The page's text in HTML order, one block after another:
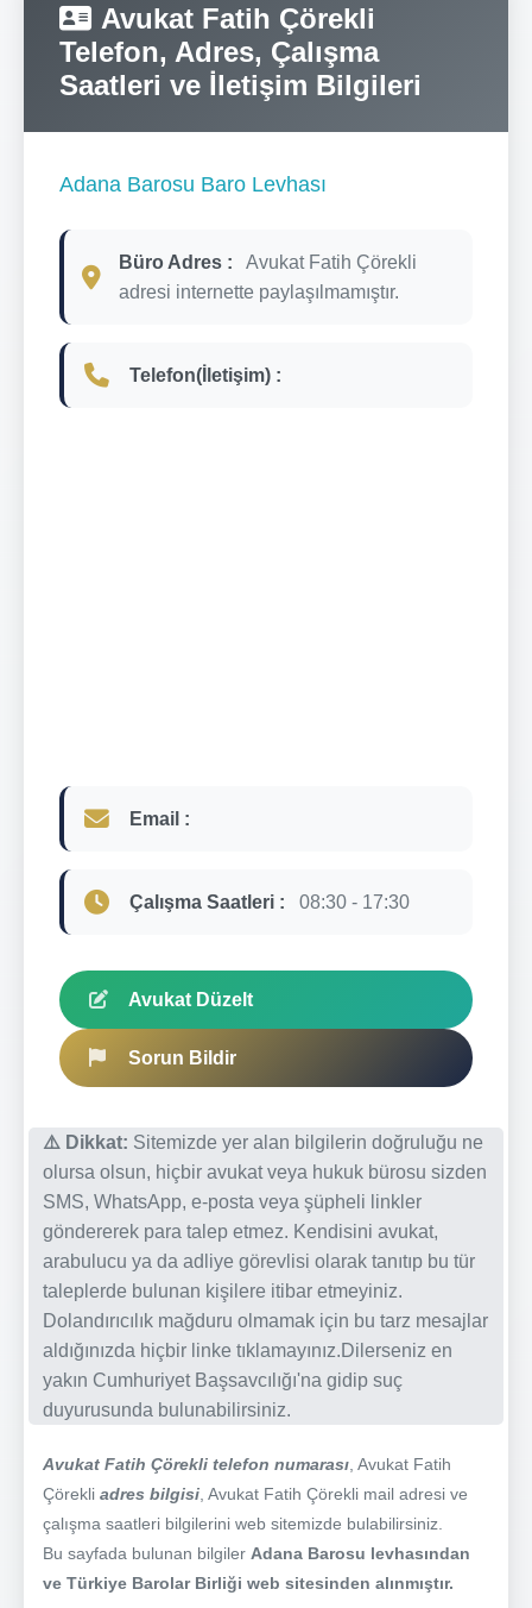
Avukat Fatih Çörekli
Telefon, Adres, Çalışma
Saatleri ve İletişim Bilgileri
Adana Barosu Baro Levhası
Büro Adres :
Avukat Fatih Çörekli
adresi internette paylaşılmamıştır.
Telefon(İletişim) :
Email :
Çalışma Saatleri : 08:30 - 17:30
Avukat Düzelt
Sorun Bildir
⚠️ Dikkat: Sitemizde yer alan bilgilerin doğruluğu ne
olursa olsun, hiçbir avukat veya hukuk bürosu sizden
SMS, WhatsApp, e-posta veya şüpheli linkler
göndererek para talep etmez. Kendisini avukat,
arabulucu ya da adliye görevlisi olarak tanıtıp bu tür
taleplerde bulunan kişilere itibar etmeyiniz.
Dolandırıcılık mağduru olmamak için bu tarz mesajlar
aldığınızda hiçbir linke tıklamayınız.Dilerseniz en
yakın Cumhuriyet Başsavcılığı'na gidip suç
duyurusunda bulunabilirsiniz.
Avukat Fatih Çörekli telefon numarası , Avukat Fatih
Çörekli adres bilgisi , Avukat Fatih Çörekli mail adresi ve
çalışma saatleri bilgilerini web sitemizde bulabilirsiniz.
Bu sayfada bulunan bilgiler Adana Barosu levhasından
ve Türkiye Barolar Birliği web sitesinden alınmıştır.